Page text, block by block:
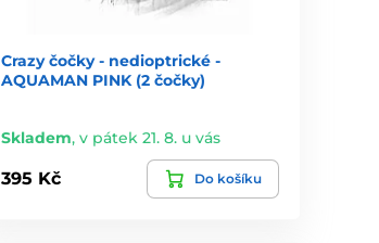
Crazy čočky - nedioptrické -
AQUAMAN PINK (2 čočky)
Skladem,v pátek 21. 8. u vás
395 Kč Do košíku